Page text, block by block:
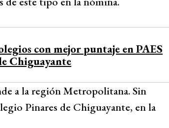
con mejor puntaje en PAES
Chiguayante
a la región Metropolitana. Sin
Pinares de Chiguayante, en la